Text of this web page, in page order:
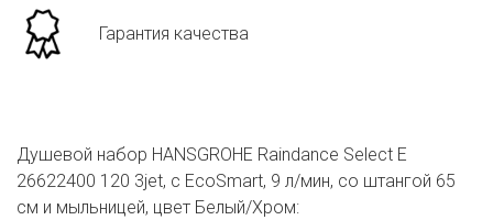
Гарантия качества
Душевой набор HANSGROHE Raindance Select E
26622400 120 3jet, с EcoSmart, 9 л/мин, со штангой 65
см и мыльницей, цвет Белый/Хром: